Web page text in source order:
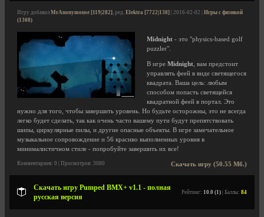
Игру добавил MrAnonymouse [119|282], ред. Elektra [7722|138] | 2016-02-02 | Игры с физикой
(1308)
Midnight - это "physics-based golf
puzzler".
В игре Midnight , вам предстоит
управлять феей в виде светящегося
квадрата. Ваша цель: любым
способом попасть светящейся
квадратной феей в портал. Это
нужно для того, чтобы завершить уровень. Но будьте осторожны, это не всегда
легко будет сделать, так как очень часто вашему пути будут препятствовать
шипы, циркулярные пилы, и другие опасные объекты. В игре замечательное
музыкальное сопровождение и 56 красиво выполненных уровня в
минималистичном стиле - попробуйте завершить их все!
Скачать игру (50.55 Мб.)
Комментариев: 0 | Просмотров: 3080
Скачать игру Pumped BMX+ v1.1 - полная
русская версия
Рейтинг: 10.0 (1) | Баллы: 84